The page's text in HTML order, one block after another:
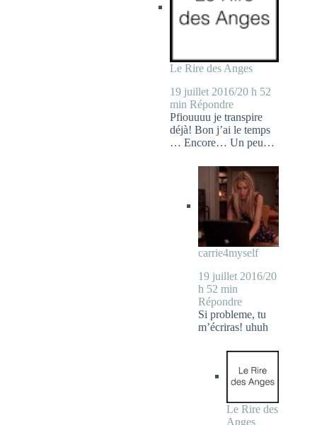
Le Rire des Anges
19 juillet 2016/20 h 52
min Répondre
Pfiouuuu je transpire
déjà! Bon j’ai le temps
… Encore… Un peu…
carrie4myself
19 juillet 2016/20
h 52 min
Répondre
Si probleme, tu
m’écriras! uhuh
Le Rire des
Anges